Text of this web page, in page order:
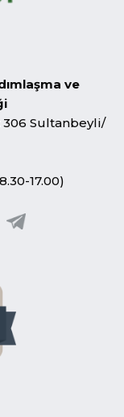
ve
306 Sultanbeyli/
17.00)